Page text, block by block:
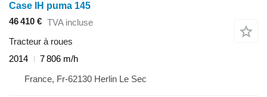
Case IH puma 145
46 410 € TVA incluse
Tracteur à roues
2014
7 806 m/h
France, Fr-62130 Herlin Le Sec